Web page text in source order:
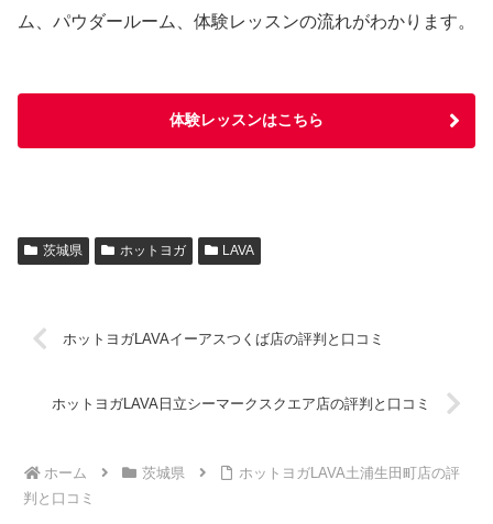
ム、パウダールーム、体験レッスンの流れがわかります。
体験レッスンはこちら
茨城県 ホットヨガ LAVA
ホットヨガLAVAイーアスつくば店の評判と口コミ
ホットヨガLAVA日立シーマークスクエア店の評判と口コミ
ホーム 茨城県
ホットヨガLAVA土浦生田町店の評
判と口コミ